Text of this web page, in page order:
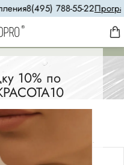
10% по
8(495) 788-55-22
не обнаружено.